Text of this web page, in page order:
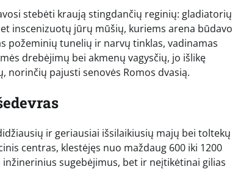
stebėti kraują stingdančių reginių: gladiatorių
inscenizuotų jūrų mūšių, kuriems arena būdavo
požeminių tunelių ir narvų tinklas, vadinamas
drebėjimų bei akmenų vagysčių, jo išlikę
norinčių pajusti senovės Romos dvasią.
ir geriausiai išsilaikiusių majų bei toltekų
centras, klestėjęs nuo maždaug 600 iki 1200
sugebėjimus, bet ir neįtikėtinai gilias